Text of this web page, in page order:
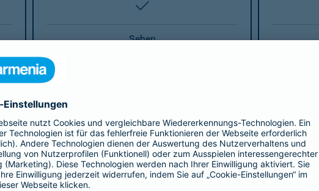
enthalten
Sehen
Heben/Tragen
enthalten
Stehen